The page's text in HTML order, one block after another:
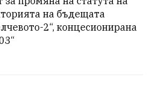
на бъдещата
2“, концесионирана